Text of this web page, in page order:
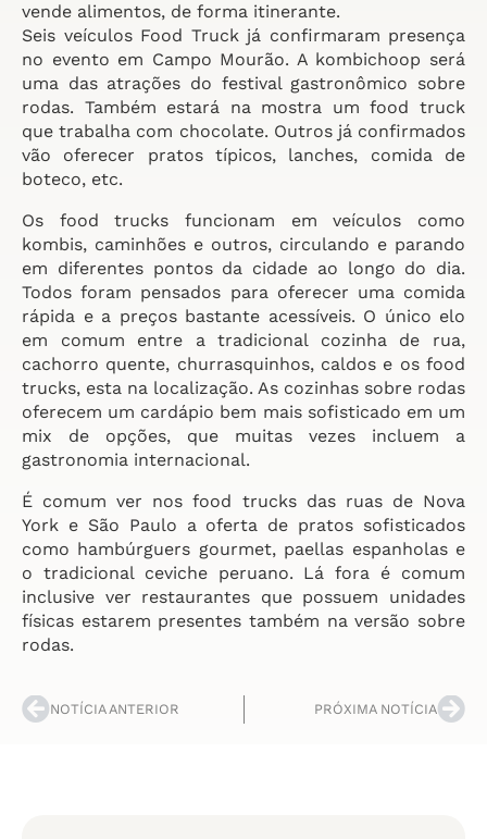
vende alimentos, de forma itinerante.
Seis veículos Food Truck já confirmaram presença
no evento em Campo Mourão. A kombichoop será
uma das atrações do festival gastronômico sobre
rodas. Também estará na mostra um food truck
que trabalha com chocolate. Outros já confirmados
vão oferecer pratos típicos, lanches, comida de
boteco, etc.
Os food trucks funcionam em veículos como
kombis, caminhões e outros, circulando e parando
em diferentes pontos da cidade ao longo do dia.
Todos foram pensados para oferecer uma comida
rápida e a preços bastante acessíveis. O único elo
em comum entre a tradicional cozinha de rua,
cachorro quente, churrasquinhos, caldos e os food
trucks, esta na localização. As cozinhas sobre rodas
oferecem um cardápio bem mais sofisticado em um
mix de opções, que muitas vezes incluem a
gastronomia internacional.
É comum ver nos food trucks das ruas de Nova
York e São Paulo a oferta de pratos sofisticados
como hambúrguers gourmet, paellas espanholas e
o tradicional ceviche peruano. Lá fora é comum
inclusive ver restaurantes que possuem unidades
físicas estarem presentes também na versão sobre
rodas.
NOTÍCIA ANTERIOR PRÓXIMA NOTÍCIA